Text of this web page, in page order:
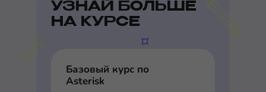
УЗНАЙ БОЛЬШЕ
НА КУРСЕ
Базовый курс по
Asterisk